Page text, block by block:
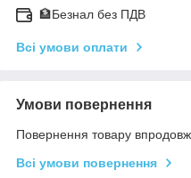
🏦Безнал без ПДВ
Всі умови оплати
Умови повернення
Повернення товару
Всі умови повернення